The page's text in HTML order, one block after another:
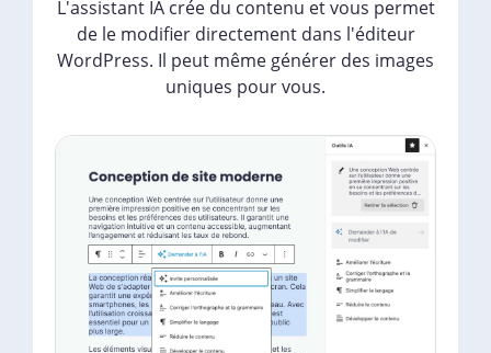
L'assistant IA crée du contenu et vous permet
de le modifier directement dans l'éditeur
WordPress. Il peut même générer des images
uniques pour vous.